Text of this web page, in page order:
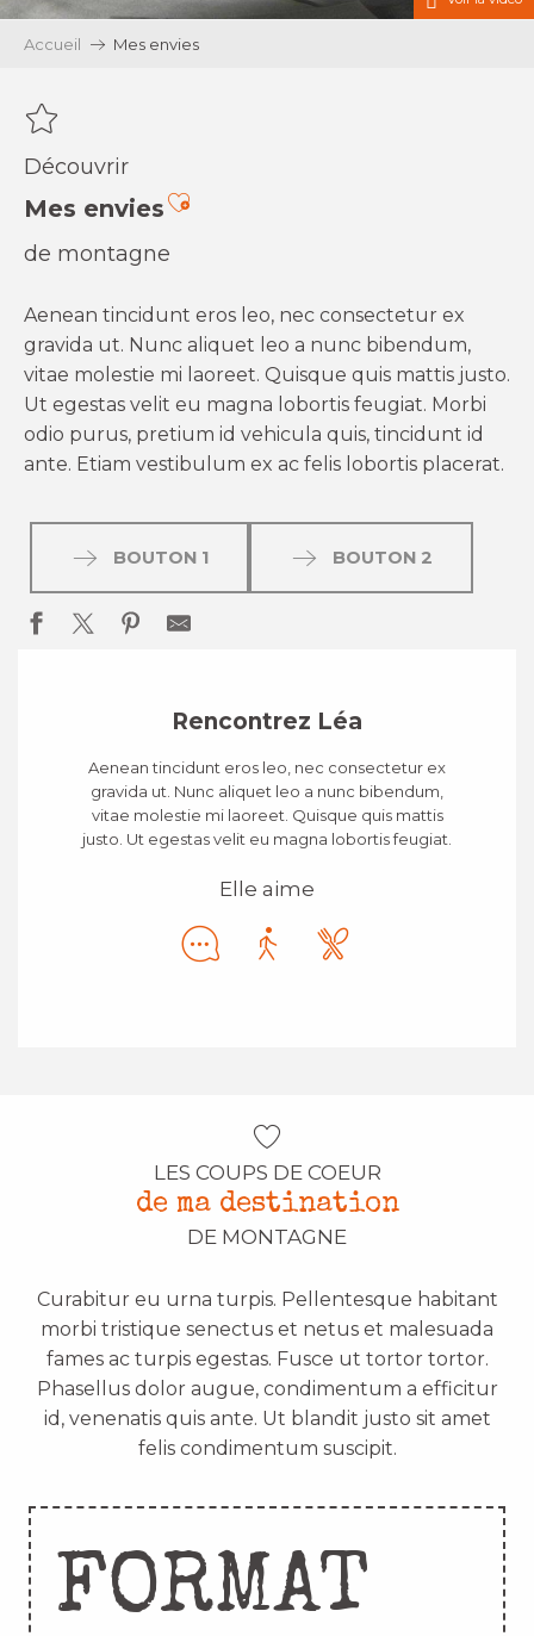
Accueil Mes envies
Découvrir
Mes enviesAjouter aux favoris
de montagne
Aenean tincidunt eros leo, nec consectetur ex
gravida ut. Nunc aliquet leo a nunc bibendum,
vitae molestie mi laoreet. Quisque quis mattis justo.
Ut egestas velit eu magna lobortis feugiat. Morbi
odio purus, pretium id vehicula quis, tincidunt id
ante. Etiam vestibulum ex ac felis lobortis placerat.
BOUTON 1 BOUTON 2
Rencontrez Léa
Aenean tincidunt eros leo, nec consectetur ex
gravida ut. Nunc aliquet leo a nunc bibendum,
vitae molestie mi laoreet. Quisque quis mattis
justo. Ut egestas velit eu magna lobortis feugiat.
Elle aime
LES COUPS DE COEUR
de ma destination
DE MONTAGNE
Curabitur eu urna turpis. Pellentesque habitant
morbi tristique senectus et netus et malesuada
fames ac turpis egestas. Fusce ut tortor tortor.
Phasellus dolor augue, condimentum a efficitur
id, venenatis quis ante. Ut blandit justo sit amet
felis condimentum suscipit.
FORMAT